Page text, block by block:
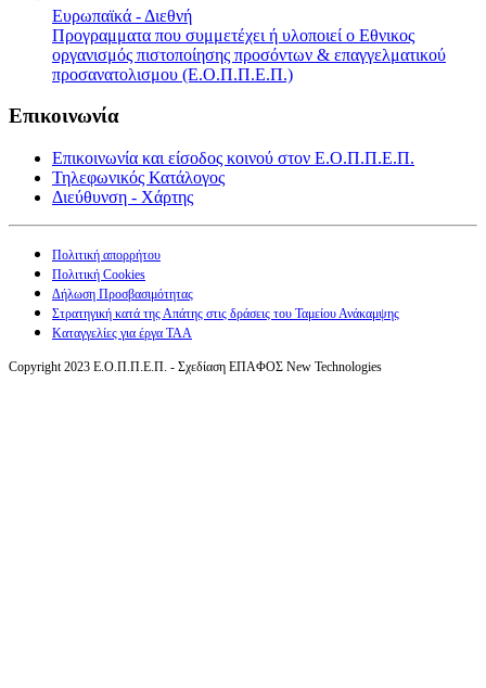
Ευρωπαϊκά - Διεθνή
Προγραμματα που συμμετέχει ή υλοποιεί ο Εθνικος
οργανισμός πιστοποίησης προσόντων & επαγγελματικού
προσανατολισμου (Ε.Ο.Π.Π.Ε.Π.)
Επικοινωνία
Επικοινωνία και είσοδος κοινού στον Ε.Ο.Π.Π.Ε.Π.
Τηλεφωνικός Κατάλογος
Διεύθυνση - Χάρτης
Πολιτική απορρήτου
Πολιτική Cookies
Δήλωση Προσβασιμότητας
Στρατηγική κατά της Απάτης στις δράσεις του Ταμείου Ανάκαμψης
Καταγγελίες για έργα ΤΑΑ
Copyright 2023 Ε.Ο.Π.Π.Ε.Π. - Σχεδίαση ΕΠΑΦΟΣ New Technologies